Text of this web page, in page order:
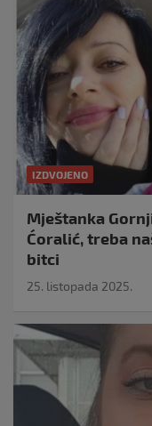
IZDVOJENO
Mještanka
Ćoralić, treba
bitci
25. listopada 2025.